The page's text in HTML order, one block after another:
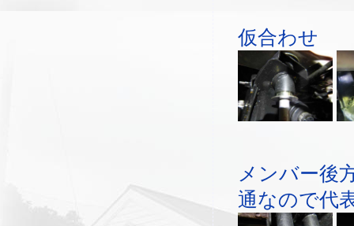
仮合わせ
メンバー後
通なので代